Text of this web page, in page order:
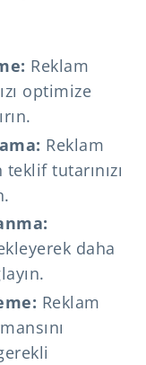
Reklam
optimize
Reklam
tutarınızı
daha
Reklam